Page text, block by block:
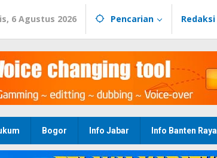
6 Agustus 2026 Pencarian Redaksi
Bogor Info Jabar Info Banten Raya